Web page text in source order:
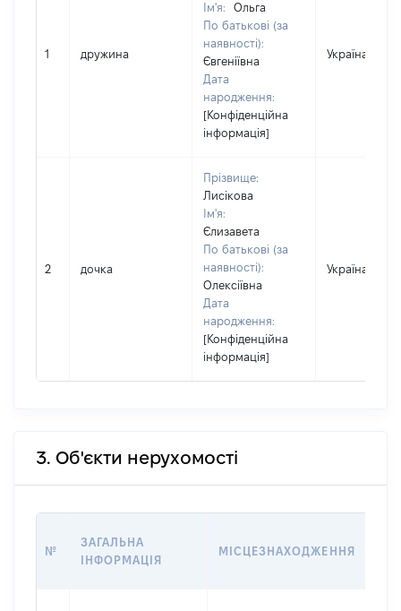
1 дружина
Ім'я:
Ольга
По батькові (за
наявності):
Євгеніївна
Дата
народження:
[Конфіденційна
інформація]
Україна
2 дочка
Прізвище:
Лисікова
Ім'я:
Єлизавета
По батькові (за
наявності):
Олексіївна
Дата
народження:
[Конфіденційна
інформація]
Україна
3. Об'єкти нерухомості
№
ЗАГАЛЬНА
ІНФОРМАЦІЯ
МІСЦЕЗНАХОДЖЕННЯ